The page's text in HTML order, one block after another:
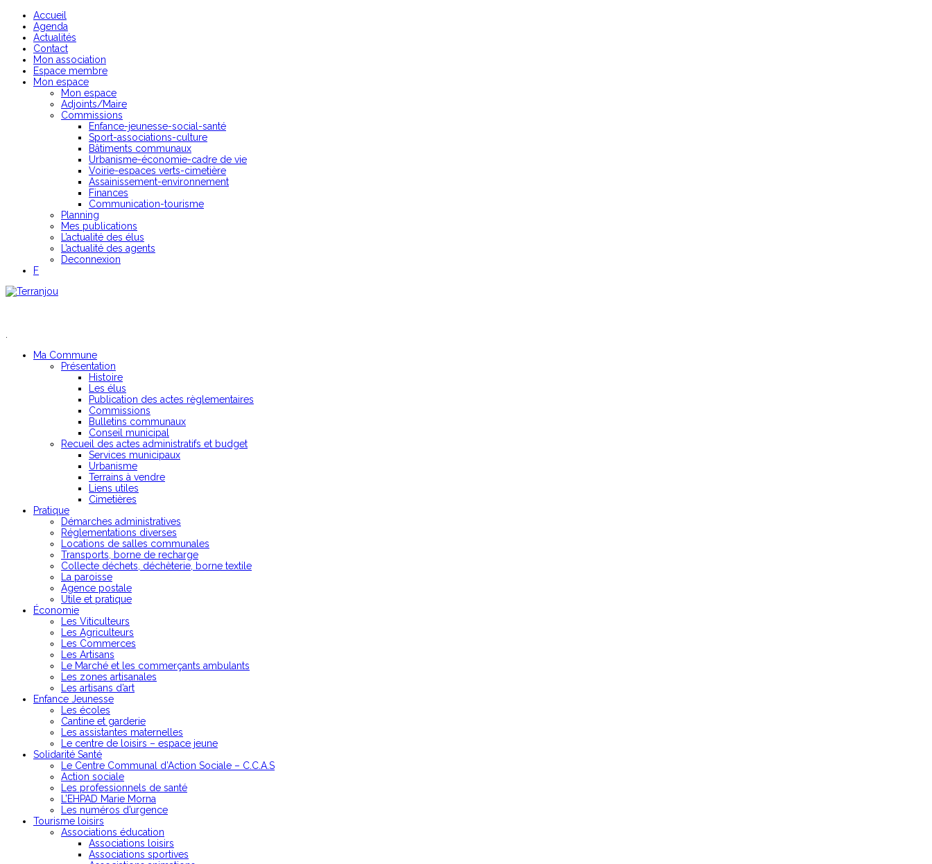
Accueil
Agenda
Actualités
Contact
Mon association
Espace membre
Mon espace
Mon espace
Adjoints/Maire
Commissions
Enfance-jeunesse-social-santé
Sport-associations-culture
Bâtiments communaux
Urbanisme-économie-cadre de vie
Voirie-espaces verts-cimetière
Assainissement-environnement
Finances
Communication-tourisme
Planning
Mes publications
L’actualité des élus
L’actualité des agents
Deconnexion
F
Ma Commune
Présentation
Histoire
Les élus
Publication des actes règlementaires
Commissions
Bulletins communaux
Conseil municipal
Recueil des actes administratifs et budget
Services municipaux
Urbanisme
Terrains à vendre
Liens utiles
Cimetières
Pratique
Démarches administratives
Réglementations diverses
Locations de salles communales
Transports, borne de recharge
Collecte déchets, déchèterie, borne textile
La paroisse
Agence postale
Utile et pratique
Économie
Les Viticulteurs
Les Agriculteurs
Les Commerces
Les Artisans
Le Marché et les commerçants ambulants
Les zones artisanales
Les artisans d’art
Enfance Jeunesse
Les écoles
Cantine et garderie
Les assistantes maternelles
Le centre de loisirs – espace jeune
Solidarité Santé
Le Centre Communal d’Action Sociale – C.C.A.S
Action sociale
Les professionnels de santé
L’EHPAD Marie Morna
Les numéros d’urgence
Tourisme loisirs
Associations éducation
Associations loisirs
Associations sportives